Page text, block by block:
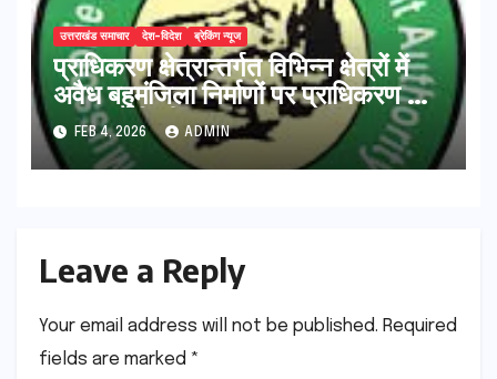
उत्तराखंड समाचार देश-विदेश ब्रेकिंग न्यूज
प्राधिकरण क्षेत्रान्तर्गत विभिन्न क्षेत्रों में
अवैध बहुमंजिला निर्माणों पर प्राधिकरण की
सख़्त कार्रवाई
FEB 4, 2026 ADMIN
Leave a Reply
Your email address will not be published. Required
fields are marked *